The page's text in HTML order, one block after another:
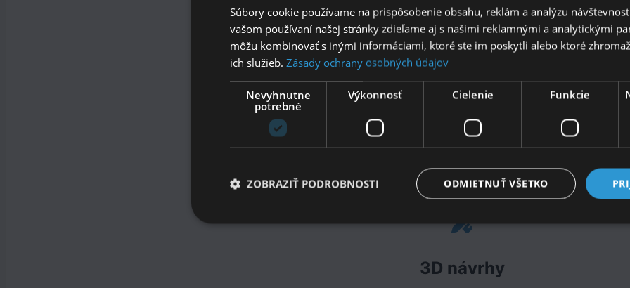
Slovenský výrobca
Vyrábame priamo na slovensku s dôrazom na kvalitu a
Rýchle dodacie lehoty
Dodávame nábytok včas a priamo na miesto inštalácie.
3D návrhy
Súbory cookie používame na prispôsobenie obsahu, reklám a analýzu
vašom používaní našej stránky zdieľame aj s našimi reklamnými a analytickými
môžu kombinovať s inými informáciami, ktoré ste im poskytli alebo ktoré
ich služieb. Zásady ochrany osobných údajov
Nevyhnutne
potrebné
Výkonnosť Cielenie Funkcie
ODMIETNUŤ VŠETKO
ZOBRAZIŤ PODROBNOSTI